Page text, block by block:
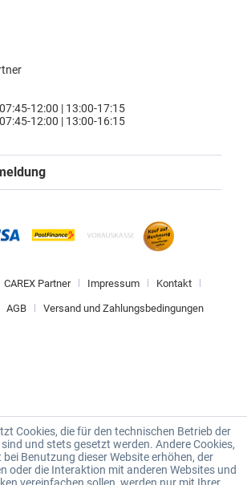
07:45-12:00 | 13:00-17:15
07:45-12:00 | 13:00-16:15
CAREX Partner Impressum Kontakt
AGB Versand und Zahlungsbedingungen
Cookies, die für den technischen Betrieb der
und stets gesetzt werden. Andere Cookies,
Benutzung dieser Website erhöhen, der
oder die Interaktion mit anderen Websites und